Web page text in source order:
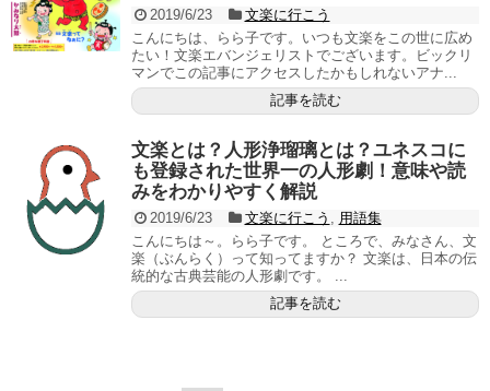
2019/6/23
文楽に行こう
こんにちは、らら子です。いつも文楽をこの世に広め
たい！文楽エバンジェリストでございます。ビックリ
マンでこの記事にアクセスしたかもしれないアナ...
記事を読む
文楽とは？人形浄瑠璃とは？ユネスコに
も登録された世界一の人形劇！意味や読
みをわかりやすく解説
2019/6/23 文楽に行こう
用語集
こんにちは～。らら子です。 ところで、みなさん、文
楽（ぶんらく）って知ってますか？ 文楽は、日本の伝
統的な古典芸能の人形劇です。 ...
記事を読む